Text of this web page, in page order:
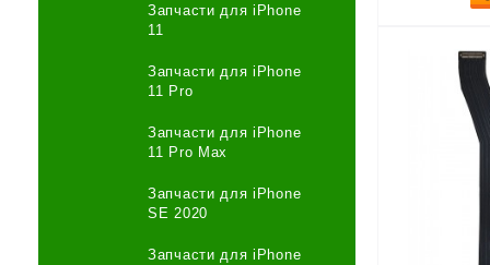
Запчасти для iPhone
11
Запчасти для iPhone
11 Pro
Запчасти для iPhone
11 Pro Max
Запчасти для iPhone
SE 2020
Запчасти для iPhone